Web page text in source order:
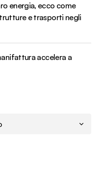
energia, ecco come
e trasporti negli
accelera a